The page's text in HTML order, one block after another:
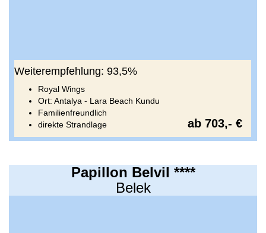
Weiterempfehlung: 93,5%
Royal Wings
Ort: Antalya - Lara Beach Kundu
Familienfreundlich
direkte Strandlage
ab 703,- €
Papillon Belvil ****
Belek